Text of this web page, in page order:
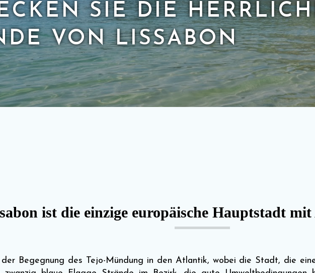
SIE DIE
VON LISSABON
ist die einzige europäische Hauptstadt
Begegnung des Tejo-Mündung in den Atlantik, wobei die Stadt, die